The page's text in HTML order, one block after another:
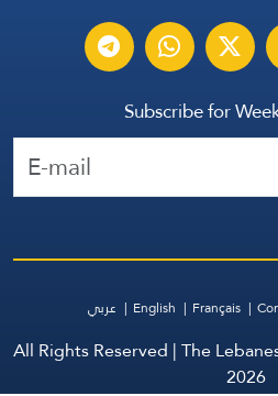
Subscribe for
عربي English Français
All Rights Reserved | The
2026